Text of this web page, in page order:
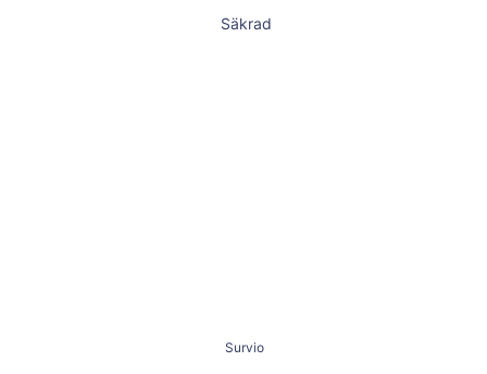
Säkrad
Survio